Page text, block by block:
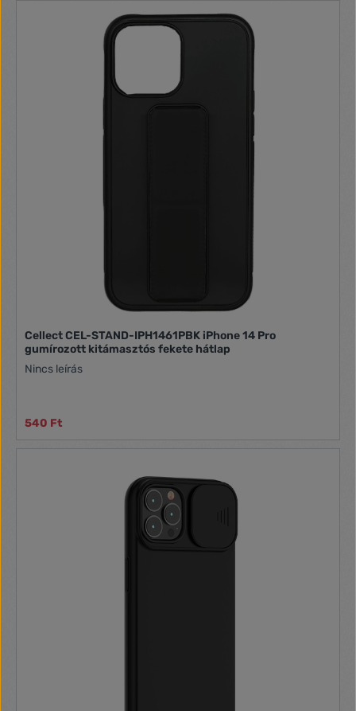
Cellect CEL-STAND-IPH1461PBK iPhone 14 Pro
gumírozott kitámasztós fekete hátlap
Nincs leírás
540 Ft